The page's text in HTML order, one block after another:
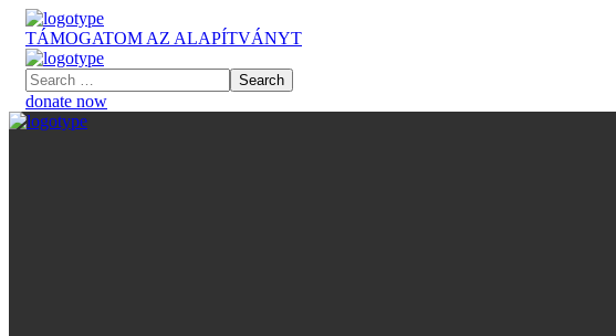
TÁMOGATOM AZ ALAPÍTVÁNYT
donate now